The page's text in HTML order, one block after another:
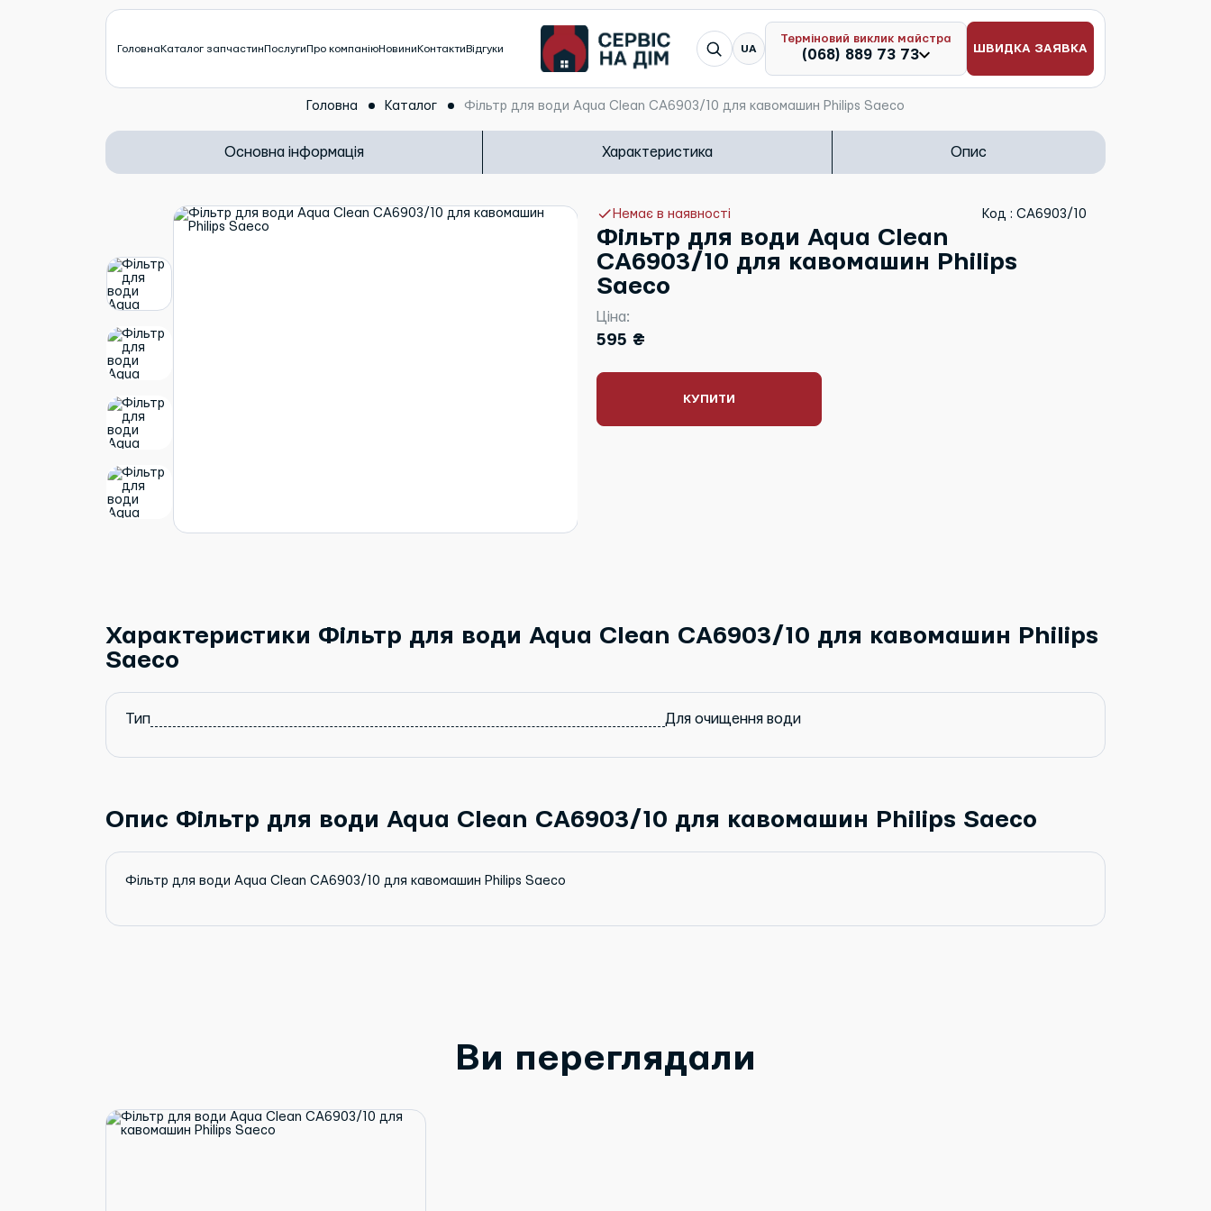
ГоловнаКаталог запчастинПослугиПро компаніюНовиниКонтактиВідгуки Я шукаю...
UA
Терміновий виклик майстра
(068) 889 73 73 ШВИДКА ЗАЯВКА
Головна Каталог Фільтр для води Aqua Clean CA6903/10 для кавомашин Philips Saeco
Основна інформація Характеристика Опис
Немає в наявності Код : CA6903/10
Фільтр для води Aqua Clean
CA6903/10 для кавомашин Philips
Saeco
Ціна:
595 ₴
КУПИТИ
Характеристики Фільтр для води Aqua Clean CA6903/10 для кавомашин Philips
Saeco
Тип Для очищення води
Опис Фільтр для води Aqua Clean CA6903/10 для кавомашин Philips Saeco
Фільтр для води Aqua Clean CA6903/10 для кавомашин Philips Saeco
Ви переглядали